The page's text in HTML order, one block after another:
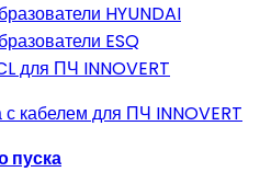
HYUNDAI
ESQ
для ПЧ INNOVERT
кабелем для ПЧ INNOVERT
пуска